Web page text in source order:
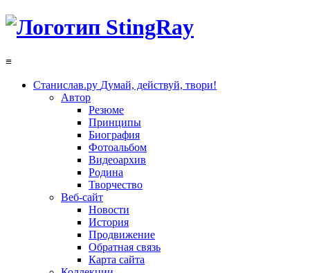
≡
Станислав.ру Думай, действуй, твори!
Автор
Резюме
Принципы
Биография
Фотоальбом
Видеоархив
Родина
Творчество
Веб-сайт
Новости
История
Продвижение
Обратная связь
Карта сайта